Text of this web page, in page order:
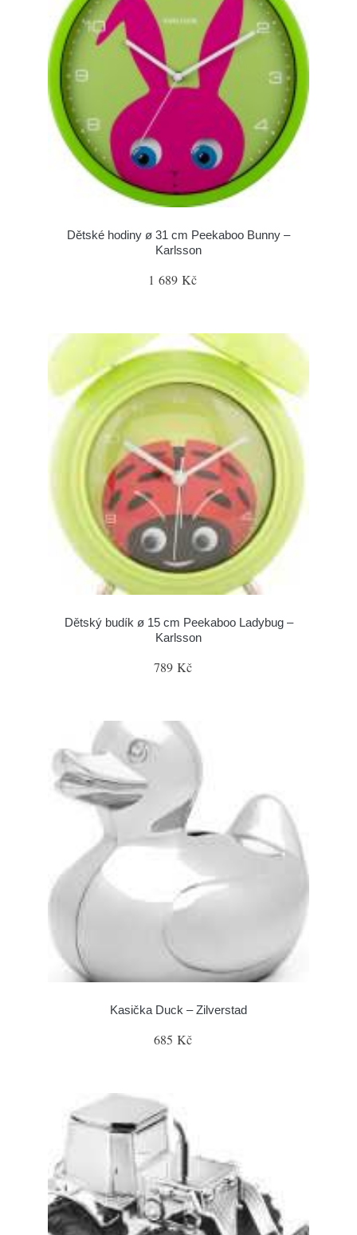
Dětské hodiny ø 31 cm Peekaboo Bunny –
Karlsson
1 689 Kč
Dětský budík ø 15 cm Peekaboo Ladybug –
Karlsson
789 Kč
Kasička Duck – Zilverstad
685 Kč